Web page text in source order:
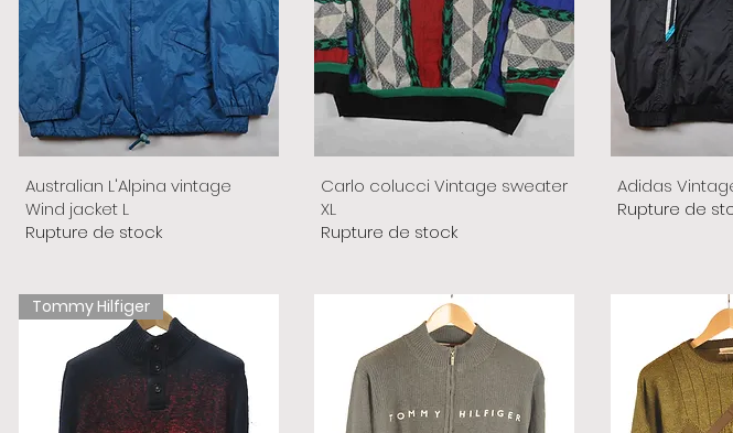
Australian L'Alpina vintage
Wind jacket L
Rupture de stock
Carlo colucci Vintage sweater
XL
Rupture de stock
Adidas
Rupture de
Tommy Hilfiger